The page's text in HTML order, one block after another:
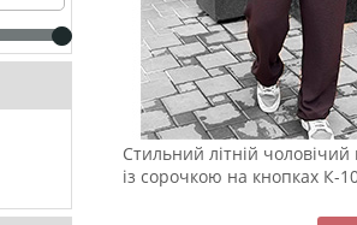
Стильний літній
із сорочкою на кнопках К-